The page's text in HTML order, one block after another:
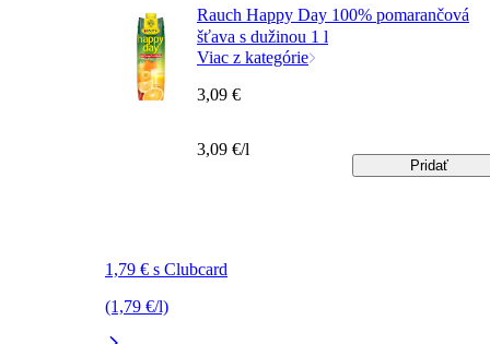
Rauch Happy Day 100% pomarančová
šťava s dužinou 1 l
Viac z kategórie
1,79 € s Clubcard
(1,79 €/l)
3,09 €
3,09 €/l
Pridať